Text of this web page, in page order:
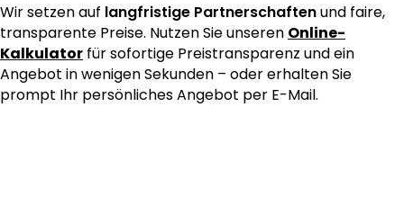
Wir setzen auf langfristige Partnerschaftenund faire,
transparente Preise. Nutzen Sie unseren Online-
Kalkulator für sofortige Preistransparenz und ein
Angebot in wenigen Sekunden – oder erhalten Sie
prompt Ihr persönliches Angebot per E-Mail.